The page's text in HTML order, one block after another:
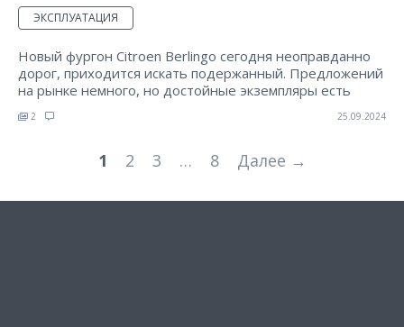
ЭКСПЛУАТАЦИЯ
Новый фургон Citroen Berlingo сегодня неоправданно
дорог, приходится искать подержанный. Предложений
на рынке немного, но достойные экземпляры есть
2 25.09.2024
1 2 3 … 8 Далее →